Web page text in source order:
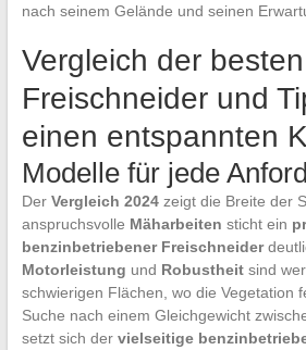
nach seinem Gelände und seinen
Vergleich der
Freischneider und
einen entspannten
Modelle für jede
Der Vergleich 2024zeigt die Breite der
anspruchsvolle Mäharbeiten sticht ein
benzinbetriebener Freischneider
Motorleistung und Robustheitsind
schwierigen Flächen, wo die Vegetation
Suche nach einem Gleichgewicht
setzt sich der vielseitige